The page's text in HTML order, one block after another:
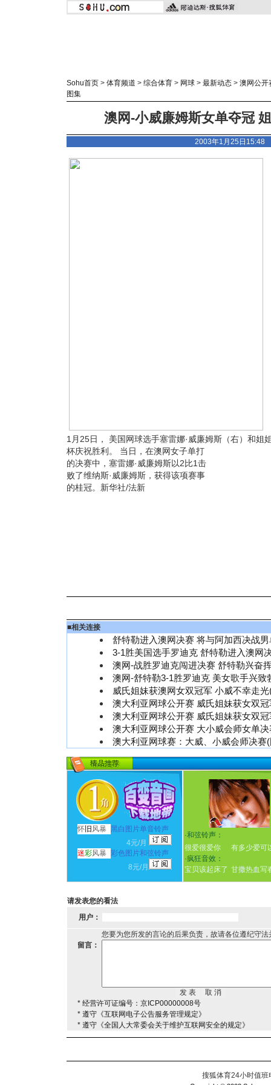
Sohu首页 > 体育频道 > 综合体育 > 网球 > 最新动态 > 澳网公开
图集
澳网-小威廉姆斯女单夺冠
2003年1月25日
1月25日， 美国网球选手塞雷娜·威廉姆斯（右）和姐
杯庆祝胜利。
当日，在澳网女子单打
的决赛中，塞雷娜·威廉姆斯以2比1击
败了维纳斯·威廉姆斯，获得该项赛事
的桂冠。新华社/法新
■相关连接
舒特勒进入澳网决赛 将与阿加西决战
3-1胜美国选手罗迪克 舒特勒进入澳网
澳网-战胜罗迪克闯进决赛 舒特勒兴奋
澳网-舒特勒3-1胜罗迪克 美女歌手兴致
威氏姐妹获澳网女双冠军 小威不幸走
澳大利亚网球公开赛 威氏姐妹获女双
澳大利亚网球公开赛 威氏姐妹获女双
澳大利亚网球公开赛 大小威会师女单
澳大利亚网球赛：大威、小威会师决赛
怀 旧 风暴
黑白图片单音铃声
4元/月
迷彩风暴 彩色图片和弦铃声
8元/月
·和弦铃声：
很爱很爱你
有多少爱可
·疯狂音效：
宝贝该起床了 甘撒热血写
请发表您的看法
用户：
您要为您所发的言论的后果负责，故请各位遵纪守
留言：
* 经营许可证编号：京ICP00000008号
* 遵守《互联网电子公告服务管理规定》
* 遵守《全国人大常委会关于维护互联网安全的规定》
搜狐体育24小时值